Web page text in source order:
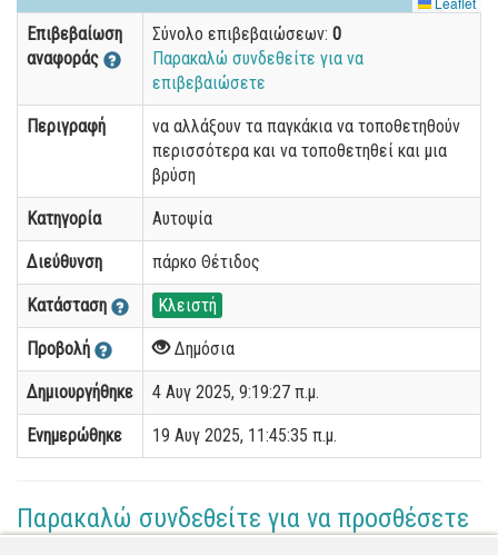
Επιβεβαίωση
αναφοράς
Σύνολο επιβεβαιώσεων: 0
Παρακαλώ συνδεθείτε για να
επιβεβαιώσετε
Περιγραφή
να αλλάξουν τα παγκάκια να τοποθετηθούν
περισσότερα και να τοποθετηθεί και μια
βρύση
Κατηγορία Αυτοψία
Διεύθυνση πάρκο Θέτιδος
Κατάσταση Κλειστή
Προβολή Δημόσια
Δημιουργήθηκε 4 Αυγ 2025, 9:19:27 π.μ.
Ενημερώθηκε 19 Αυγ 2025, 11:45:35 π.μ.
Παρακαλώ συνδεθείτε για να προσθέσετε